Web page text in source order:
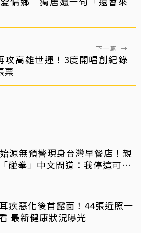
下一篇 →
攻高雄世運！3度開唱創紀錄
票
源無預警現身台灣早餐店！親
碰拳」中文問道：我停這可以
疾惡化後首露面！44張近照一
最新健康狀況曝光